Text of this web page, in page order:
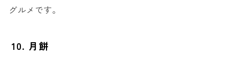
グルメです。
10. 月餅